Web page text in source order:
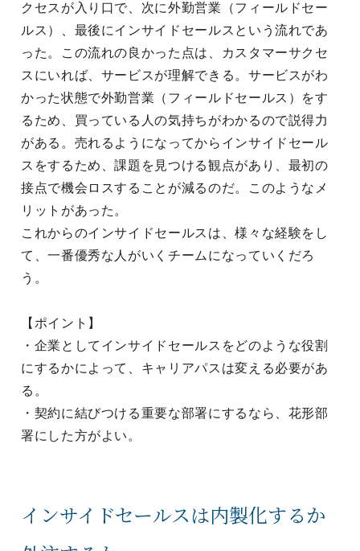
クセスが入り口で、次に外勤営業（フィールドセー
ルス）、最後にインサイドセールスという流れであ
った。この流れの良かった点は、カスタマーサクセ
スにいれば、サービスが理解できる。サービスがわ
かった状態で外勤営業（フィールドセールス）をす
るため、買っている人の気持ちがわかるので説得力
がある。売れるようになってからインサイドセール
スをするため、課題を見つける観点があり、最初の
接点で機会ロスすることが減るのだ。このようなメ
リットがあった。
これからのインサイドセールスは、様々な経験をし
て、一番優秀な人がいくチームになっていくだろ
う。
【ポイント】
・企業としてインサイドセールスをどのような役割
にするかによって、キャリアパスは変える必要があ
る。
・契約に結びつける重要な部署にするなら、花形部
署にした方がよい。
インサイドセールスは内製化するか